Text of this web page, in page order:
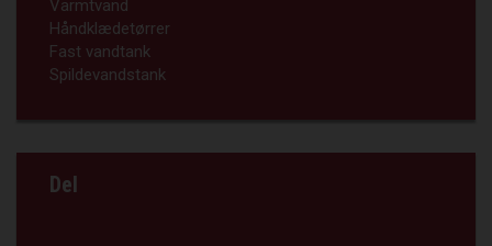
Varmtvand
Håndklædetørrer
Fast vandtank
Spildevandstank
Del